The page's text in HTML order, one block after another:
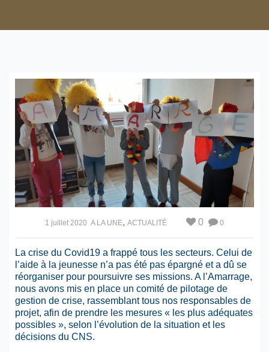
1 juillet 2020 A LA UNE, ACTUALITÉ 0
0
La crise du Covid19 a frappé tous les secteurs. Celui de
l’aide à la jeunesse n’a pas été pas épargné et a dû se
réorganiser pour poursuivre ses missions. A l’Amarrage,
nous avons mis en place un comité de pilotage de
gestion de crise, rassemblant tous nos responsables de
projet, afin de prendre les mesures « les plus adéquates
possibles », selon l’évolution de la situation et les
décisions du CNS.